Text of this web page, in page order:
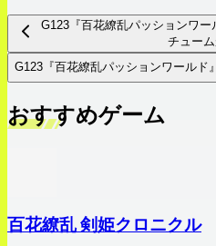
G123『百花繚乱パッションワ
チューム
G123『百花繚乱パッションワールド
おすすめゲーム
百花繚乱 剣姫クロニクル